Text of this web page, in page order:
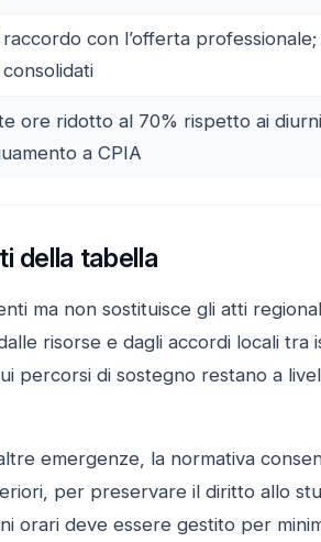
raccordo con l’offerta
ore ridotto al 70% rispetto ai
a CPIA
della tabella
ma non sostituisce gli atti
risorse e dagli accordi locali
percorsi di sostegno restano a
emergenze, la normativa
per preservare il diritto allo
orari deve essere gestito per